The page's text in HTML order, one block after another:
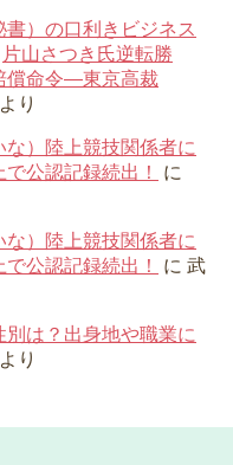
）の口利きビジネス
片山さつき氏逆転勝
償命令―東京高裁
より
）陸上競技関係者に
公認記録続出！
に
）陸上競技関係者に
公認記録続出！
に 武
は？出身地や職業に
より